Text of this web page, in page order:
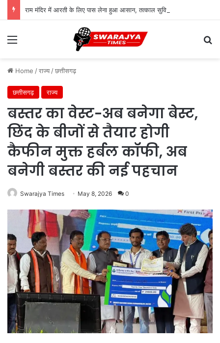
Menu
Home /राज्य /छत्तीसगढ़
छत्तीसगढ़ राज्य
बस्तर का वेस्ट-अब बनेगा बेस्ट,
छिंद के बीजों से तैयार होगी
कैफीन मुक्त हर्बल कॉफी, अब
बनेगी बस्तर की नई पहचान
Swarajya Times May 8, 2026 0